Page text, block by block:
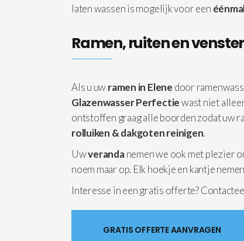
laten wassen is mogelijk voor een
Ramen, ruiten en
Als u uwramen in Elene door
Glazenwasser Perfectiewast niet
ontstoffen graag alle boorden zodat uw
rolluiken & dakgoten reinigen.
Uwverandanemen we ook met plezier
noem maar op. Elk hoekje en kantje
Interesse in een gratis offerte?
GRATIS OFFERTE AANVRAGEN